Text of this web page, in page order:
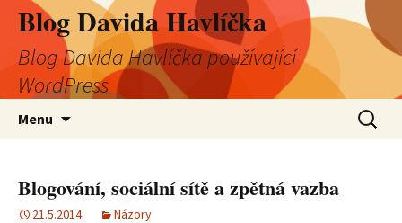
Blog Davida Havlíčka
Blog Davida Havlíčka používající
WordPress
Menu
Blogování, sociální sítě a zpětná vazba
21.5.2014 Názory